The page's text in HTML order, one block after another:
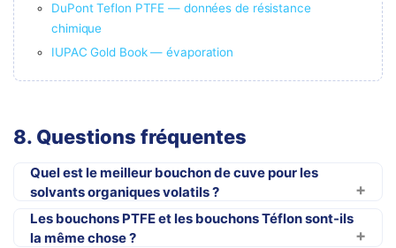
DuPont Teflon PTFE — données de résistance
chimique
IUPAC Gold Book — évaporation
8. Questions fréquentes
Quel est le meilleur bouchon de cuve pour les
solvants organiques volatils ?
Les bouchons PTFE et les bouchons Téflon sont-ils
la même chose ?